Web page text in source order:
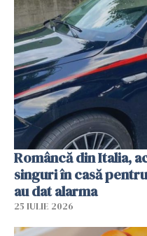
Româncă din Italia,
singuri în casă
au dat alarma
25 IULIE 2026